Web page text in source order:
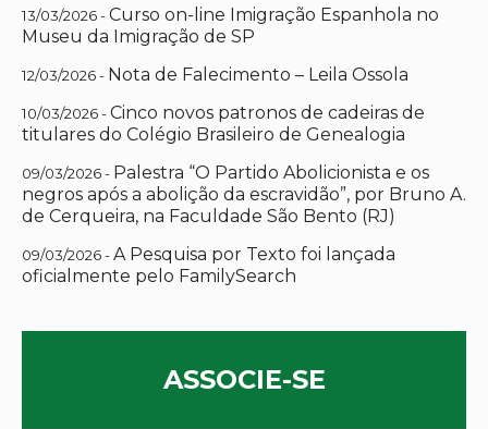
13/03/2026 -Curso on-line Imigração Espanhola no
Museu da Imigração de SP
12/03/2026 - Nota de Falecimento – Leila Ossola
10/03/2026 -Cinco novos patronos de cadeiras de
titulares do Colégio Brasileiro de Genealogia
09/03/2026 - Palestra “O Partido Abolicionista e os
negros após a abolição da escravidão”, por Bruno A.
de Cerqueira, na Faculdade São Bento (RJ)
09/03/2026 -A Pesquisa por Texto foi lançada
oficialmente pelo FamilySearch
ASSOCIE-SE